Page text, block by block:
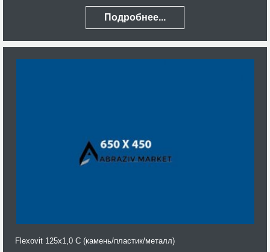
Подробнее...
Flexovit 125x1,0 C (камень/пластик/металл)